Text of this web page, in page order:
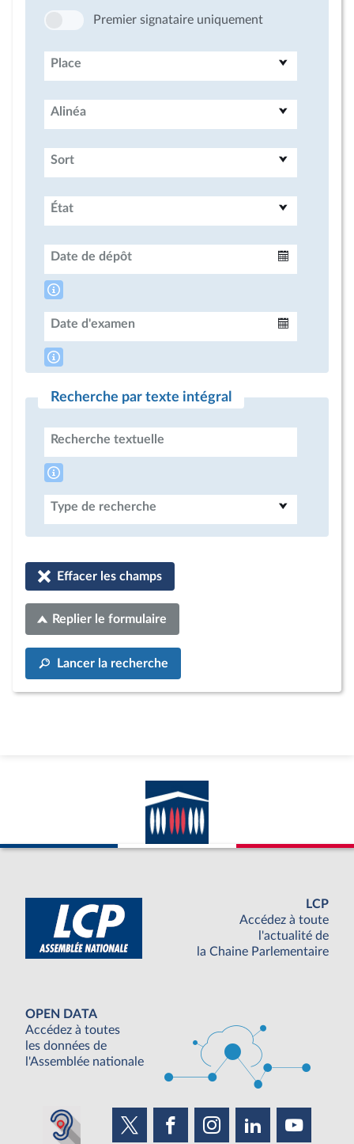
Premier signataire uniquement
Place
Alinéa
Sort
État
Date de dépôt
Date d'examen
Recherche par texte intégral
Recherche textuelle
Type de recherche
Effacer les champs
Replier le formulaire
Lancer la recherche
LCP
Accédez à toute
l'actualité de
la Chaine Parlementaire
OPEN DATA
Accédez à toutes
les données de
l'Assemblée nationale